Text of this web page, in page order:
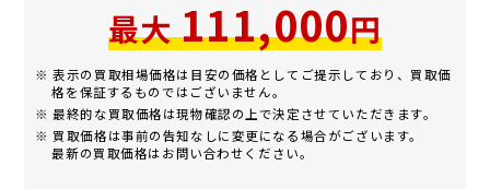
最大111,000円
※ 表示の買取相場価格は目安の価格としてご提示しており、買取価
格を保証するものではございません。
※ 最終的な買取価格は現物確認の上で決定させていただきます。
※ 買取価格は事前の告知なしに変更になる場合がございます。
最新の買取価格はお問い合わせください。